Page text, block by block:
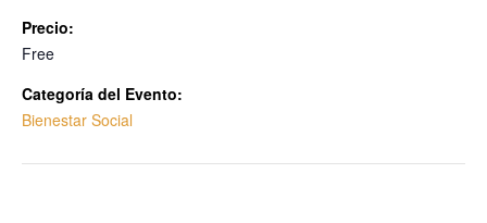
Precio:
Free
Categoría del Evento:
Bienestar Social